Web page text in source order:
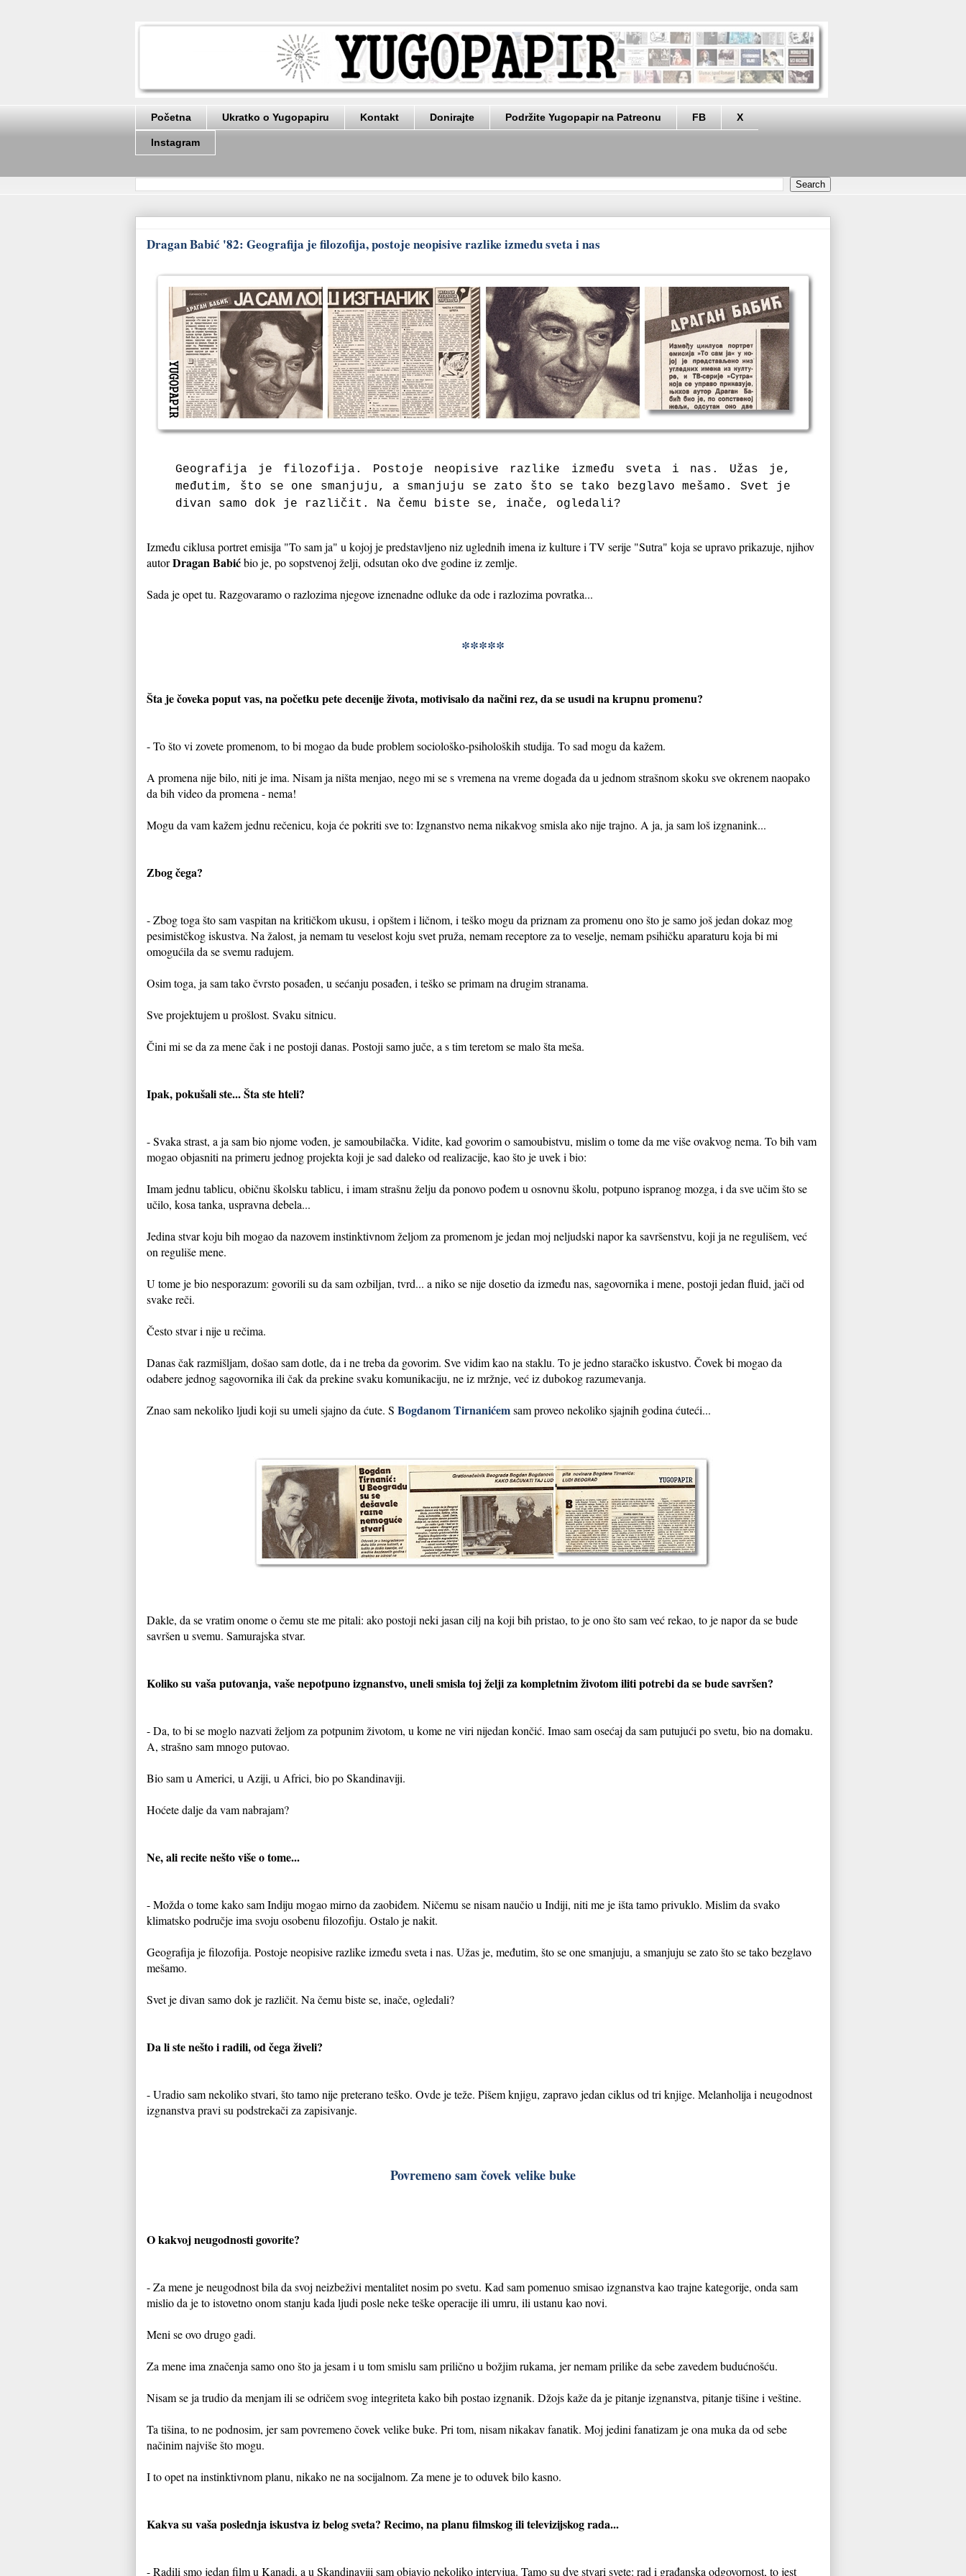
Početna Ukratko o Yugopapiru Kontakt Donirajte Podržite Yugopapir na Patreonu FB X
Instagram
Dragan Babić '82: Geografija je filozofija, postoje neopisive razlike između sveta i nas
Geografija je filozofija. Postoje neopisive razlike između sveta i nas. Užas je,
međutim, što se one smanjuju, a smanjuju se zato što se tako bezglavo mešamo. Svet je
divan samo dok je različit. Na čemu biste se, inače, ogledali?
Između ciklusa portret emisija "To sam ja" u kojoj je predstavljeno niz uglednih imena iz kulture i TV serije "Sutra" koja se upravo prikazuje, njihov
autorDragan Babićbio je, po sopstvenoj želji, odsutan oko dve godine iz zemlje.
Sada je opet tu. Razgovaramo o razlozima njegove iznenadne odluke da ode i razlozima povratka...
*****
Šta je čoveka poput vas, na početku pete decenije života, motivisalo da načini rez, da se usudi na krupnu promenu?
- To što vi zovete promenom, to bi mogao da bude problem sociološko-psiholoških studija. To sad mogu da kažem.
A promena nije bilo, niti je ima. Nisam ja ništa menjao, nego mi se s vremena na vreme događa da u jednom strašnom skoku sve okrenem naopako
da bih video da promena - nema!
Mogu da vam kažem jednu rečenicu, koja će pokriti sve to: Izgnanstvo nema nikakvog smisla ako nije trajno. A ja, ja sam loš izgnanink...
Zbog čega?
- Zbog toga što sam vaspitan na kritičkom ukusu, i opštem i ličnom, i teško mogu da priznam za promenu ono što je samo još jedan dokaz mog
pesimistčkog iskustva. Na žalost, ja nemam tu veselost koju svet pruža, nemam receptore za to veselje, nemam psihičku aparaturu koja bi mi
omogućila da se svemu radujem.
Osim toga, ja sam tako čvrsto posađen, u sećanju posađen, i teško se primam na drugim stranama.
Sve projektujem u prošlost. Svaku sitnicu.
Čini mi se da za mene čak i ne postoji danas. Postoji samo juče, a s tim teretom se malo šta meša.
Ipak, pokušali ste... Šta ste hteli?
- Svaka strast, a ja sam bio njome vođen, je samoubilačka. Vidite, kad govorim o samoubistvu, mislim o tome da me više ovakvog nema. To bih vam
mogao objasniti na primeru jednog projekta koji je sad daleko od realizacije, kao što je uvek i bio:
Imam jednu tablicu, običnu školsku tablicu, i imam strašnu želju da ponovo pođem u osnovnu školu, potpuno ispranog mozga, i da sve učim što se
učilo, kosa tanka, uspravna debela...
Jedina stvar koju bih mogao da nazovem instinktivnom željom za promenom je jedan moj neljudski napor ka savršenstvu, koji ja ne regulišem, već
on reguliše mene.
U tome je bio nesporazum: govorili su da sam ozbiljan, tvrd... a niko se nije dosetio da između nas, sagovornika i mene, postoji jedan fluid, jači od
svake reči.
Često stvar i nije u rečima.
Danas čak razmišljam, došao sam dotle, da i ne treba da govorim. Sve vidim kao na staklu. To je jedno staračko iskustvo. Čovek bi mogao da
odabere jednog sagovornika ili čak da prekine svaku komunikaciju, ne iz mržnje, već iz dubokog razumevanja.
Znao sam nekoliko ljudi koji su umeli sjajno da ćute. S Bogdanom Tirnanićemsam proveo nekoliko sjajnih godina ćuteći...
Dakle, da se vratim onome o čemu ste me pitali: ako postoji neki jasan cilj na koji bih pristao, to je ono što sam već rekao, to je napor da se bude
savršen u svemu. Samurajska stvar.
Koliko su vaša putovanja, vaše nepotpuno izgnanstvo, uneli smisla toj želji za kompletnim životom iliti potrebi da se bude savršen?
- Da, to bi se moglo nazvati željom za potpunim životom, u kome ne viri nijedan končić. Imao sam osećaj da sam putujući po svetu, bio na domaku.
A, strašno sam mnogo putovao.
Bio sam u Americi, u Aziji, u Africi, bio po Skandinaviji.
Hoćete dalje da vam nabrajam?
Ne, ali recite nešto više o tome...
- Možda o tome kako sam Indiju mogao mirno da zaobiđem. Ničemu se nisam naučio u Indiji, niti me je išta tamo privuklo. Mislim da svako
klimatsko područje ima svoju osobenu filozofiju. Ostalo je nakit.
Geografija je filozofija. Postoje neopisive razlike između sveta i nas. Užas je, međutim, što se one smanjuju, a smanjuju se zato što se tako bezglavo
mešamo.
Svet je divan samo dok je različit. Na čemu biste se, inače, ogledali?
Da li ste nešto i radili, od čega živeli?
- Uradio sam nekoliko stvari, što tamo nije preterano teško. Ovde je teže. Pišem knjigu, zapravo jedan ciklus od tri knjige. Melanholija i neugodnost
izgnanstva pravi su podstrekači za zapisivanje.
Povremeno sam čovek velike buke
O kakvoj neugodnosti govorite?
- Za mene je neugodnost bila da svoj neizbeživi mentalitet nosim po svetu. Kad sam pomenuo smisao izgnanstva kao trajne kategorije, onda sam
mislio da je to istovetno onom stanju kada ljudi posle neke teške operacije ili umru, ili ustanu kao novi.
Meni se ovo drugo gadi.
Za mene ima značenja samo ono što ja jesam i u tom smislu sam prilično u božjim rukama, jer nemam prilike da sebe zavedem budućnošću.
Nisam se ja trudio da menjam ili se odričem svog integriteta kako bih postao izgnanik. Džojs kaže da je pitanje izgnanstva, pitanje tišine i veštine.
Ta tišina, to ne podnosim, jer sam povremeno čovek velike buke. Pri tom, nisam nikakav fanatik. Moj jedini fanatizam je ona muka da od sebe
načinim najviše što mogu.
I to opet na instinktivnom planu, nikako ne na socijalnom. Za mene je to oduvek bilo kasno.
Kakva su vaša poslednja iskustva iz belog sveta? Recimo, na planu filmskog ili televizijskog rada...
- Radili smo jedan film u Kanadi, a u Skandinaviji sam objavio nekoliko intervjua. Tamo su dve stvari svete: rad i građanska odgovornost, to jest